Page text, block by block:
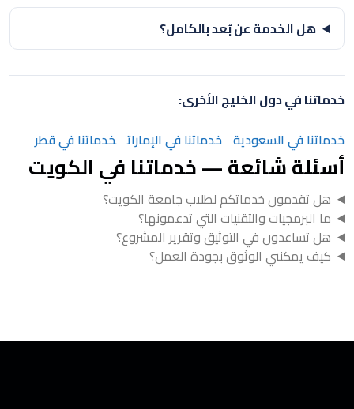
هل الخدمة عن بُعد بالكامل؟
خدماتنا في دول الخليج الأخرى:
خدماتنا في السعودية خدماتنا في الإمارات خدماتنا في قطر
أسئلة شائعة — خدماتنا في الكويت
هل تقدمون خدماتكم لطلاب جامعة الكويت؟
ما البرمجيات والتقنيات التي تدعمونها؟
هل تساعدون في التوثيق وتقرير المشروع؟
كيف يمكنني الوثوق بجودة العمل؟